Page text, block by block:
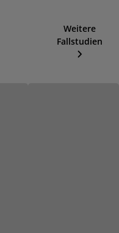
Weitere
Fallstudien